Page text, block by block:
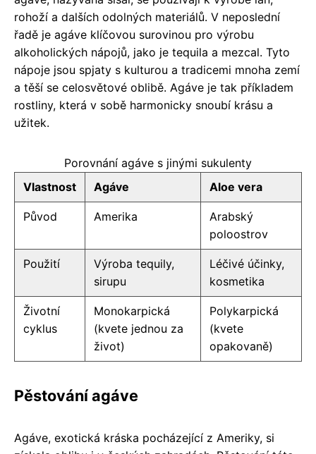
rohoží a dalších odolných materiálů. V neposlední
řadě je agáve klíčovou surovinou pro výrobu
alkoholických nápojů, jako je tequila a mezcal. Tyto
nápoje jsou spjaty s kulturou a tradicemi mnoha zemí
a těší se celosvětové oblibě. Agáve je tak příkladem
rostliny, která v sobě harmonicky snoubí krásu a
užitek.
Porovnání agáve s jinými sukulenty
Vlastnost
Agáve Aloe vera
Původ Amerika
Arabský
poloostrov
Použití
Výroba tequily,
sirupu
Léčivé účinky,
kosmetika
Životní
cyklus
Monokarpická
(kvete jednou za
život)
Polykarpická
(kvete
opakovaně)
Pěstování agáve
Agáve, exotická kráska pocházející z Ameriky, si